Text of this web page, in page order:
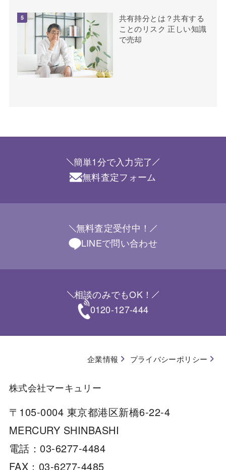
共有持分とは？共有する
ことのリスク 正しい知識
で売却
簡単1分で入力完了
無料査定フォーム
無料査定受付中！
LINEで問い合わせ
相談のみでもOK！
0120-127-444
株式会社マーキュリー
〒105-0004 東京都港区新橋6-22-4
MERCURY SHINBASHI
電話：03-6277-4484
FAX：03-6277-4485
企業情報 プライバシーポリシー